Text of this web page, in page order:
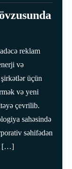
reklam
və
üçün
və yeni
çevrilib.
sahəsində
səhifədən
[…]